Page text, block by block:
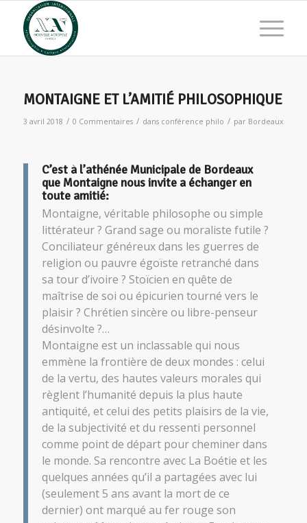
MONTAIGNE ET L’AMITIÉ PHILOSOPHIQUE
3 avril 2018 / 0 Commentaires / dans conférence philo / par Bordeaux
C’est à l’athénée Municipalede Bordeaux
que Montaignenous invite a échanger en
toute amitié:
Montaigne, véritable philosophe ou simple
littérateur ? Grand sage ou moraliste futile ?
Conciliateur généreux dans les guerres de
religion ou pauvre égoïste retranché dans
sa tour d’ivoire ? Stoïcien en quête de
maîtrise de soi ou épicurien tourné vers le
plaisir ? Chrétien sincère ou libre-penseur
désinvolte ?…
Montaigne est un inclassable qui nous
emmène la frontière de deux mondes : celui
de la vertu, des hautes valeurs morales qui
règlent l’humanité depuis la plus haute
antiquité, et celui des petits plaisirs de la vie,
de la subjectivité et du ressenti personnel
comme point de départ pour cheminer dans
le monde. Sa rencontre avec La Boétie et les
quelques années qu’il a partagées avec lui
(seulement 5 ans avant la mort de ce
dernier) ont marqué au fer rouge son